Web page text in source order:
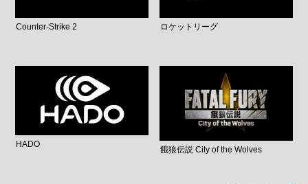
Counter-Strike 2 ロケットリーグ
HADO
餓狼伝説 City of the Wolves